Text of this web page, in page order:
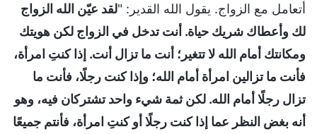
أتعامل مع الزواج. يقول الله القدير: "لقد عيّن الله الزواج
لك وأعطاك شريك حياة. أنت تدخل في الزواج لكن هويتك
ومكانتك أمام الله لا تتغير؛ أنت ما تزال أنت. إذا كنتِ امرأة،
فأنت ما تزالين امرأة أمام الله؛ وإذا كنت رجلًا، فأنت ما
تزال رجلًا أمام الله. لكن ثمة شيء واحد تشتركان فيه، وهو
أنه بغض النظر عما إذا كنت رجلًا أو كنتِ امرأة، فأنتم جميعًا